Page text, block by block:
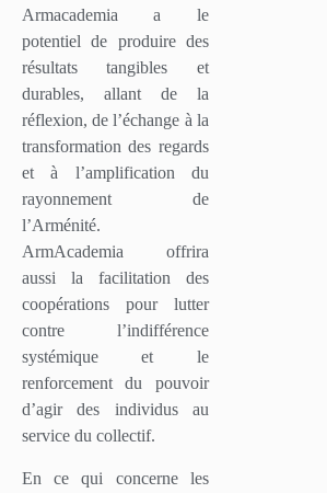
Armacademia a le
potentiel de produire des
résultats tangibles et
durables, allant de la
réflexion, de l’échange à la
transformation des regards
et à l’amplification du
rayonnement de
l’Arménité.
ArmAcademia offrira
aussi la facilitation des
coopérations pour lutter
contre l’indifférence
systémique et le
renforcement du pouvoir
d’agir des individus au
service du collectif.
En ce qui concerne les